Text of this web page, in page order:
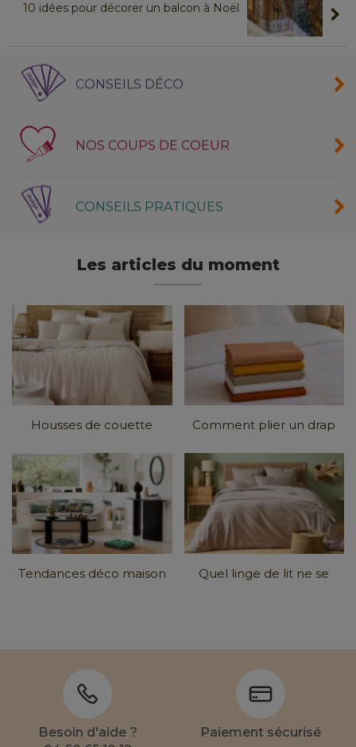
10 idées pour décorer un balcon à Noël
CONSEILS DÉCO
NOS COUPS DE COEUR
CONSEILS PRATIQUES
Les articles du moment
Housses de couette
couleurs et
Comment plier un drap
conseils en images
Tendances déco maison
Quel linge de lit ne se
Besoin d'aide ?
Paiement sécurisé